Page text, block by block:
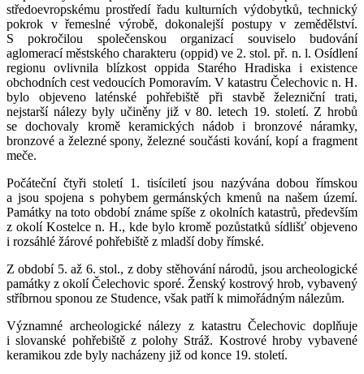
středoevropskému prostředí řadu kulturních výdobytků, technický
pokrok v řemeslné výrobě, dokonalejší postupy v zemědělství.
S pokročilou společenskou organizací souviselo budování
aglomerací městského charakteru (oppid) ve 2. stol. př. n. l. Osídlení
regionu ovlivnila blízkost oppida Starého Hradiska i existence
obchodních cest vedoucích Pomoravím. V katastru Čelechovic n. H.
bylo objeveno laténské pohřebiště při stavbě železniční trati,
nejstarší nálezy byly učiněny již v 80. letech 19. století. Z hrobů
se dochovaly kromě keramických nádob i bronzové náramky,
bronzové a železné spony, železné součásti kování, kopí a fragment
meče.
Počáteční čtyři století 1. tisíciletí jsou nazývána dobou římskou
a jsou spojena s pohybem germánských kmenů na našem území.
Památky na toto období známe spíše z okolních katastrů, především
z okolí Kostelce n. H., kde bylo kromě pozůstatků sídlišť objeveno
i rozsáhlé žárové pohřebiště z mladší doby římské.
Z období 5. až 6. stol., z doby stěhování národů, jsou archeologické
památky z okolí Čelechovic sporé. Ženský kostrový hrob, vybavený
stříbrnou sponou ze Studence, však patří k mimořádným nálezům.
Významné archeologické nálezy z katastru Čelechovic doplňuje
i slovanské pohřebiště z polohy Stráž. Kostrové hroby vybavené
keramikou zde byly nacházeny již od konce 19. století.